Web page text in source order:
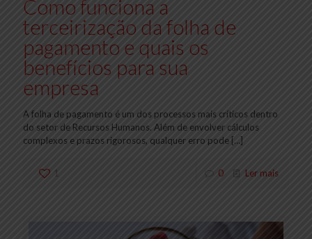
Como funciona a
terceirização da folha de
pagamento e quais os
benefícios para sua
empresa
A folha de pagamento é um dos processos mais críticos dentro
do setor de Recursos Humanos. Além de envolver cálculos
complexos e prazos rigorosos, qualquer erro pode […]
1 0 Ler mais